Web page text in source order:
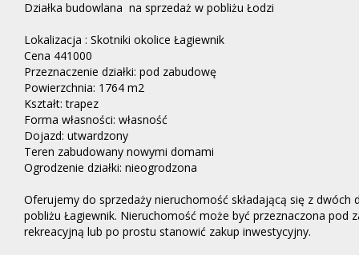
Działka budowlana na sprzedaż w pobliżu Łodzi
Lokalizacja : Skotniki okolice Łagiewnik
Cena 441000
Przeznaczenie działki: pod zabudowę
Powierzchnia: 1764 m2
Kształt: trapez
Forma własności: własność
Dojazd: utwardzony
Teren zabudowany nowymi domami
Ogrodzenie działki: nieogrodzona
Oferujemy do sprzedaży nieruchomość składającą się z dwóch
pobliżu Łagiewnik. Nieruchomość może być przeznaczona pod
rekreacyjną lub po prostu stanowić zakup inwestycyjny.